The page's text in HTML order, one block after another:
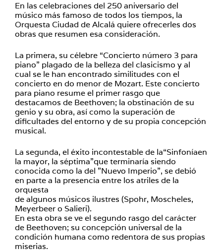
En las celebraciones del 250 aniversario del
músico más famoso de todos los tiempos, la
Orquesta Ciudad de Alcalá quiere ofrecerles dos
obras que resumen esa consideración.
La primera, su célebre “Concierto número 3 para
piano” plagado de la belleza del clasicismo y al
cual se le han encontrado similitudes con el
concierto en do menor de Mozart. Este concierto
para piano resume el primer rasgo que
destacamos de Beethoven; la obstinación de su
genio y su obra, así como la superación de
dificultades del entorno y de su propia concepción
musical.
La segunda, el éxito incontestable de la“Sinfoníaen
la mayor, la séptima”que terminaría siendo
conocida como la del ”Nuevo Imperio”, se debió
en parte a la presencia entre los atriles de la
orquesta
de algunos músicos ilustres (Spohr, Moscheles,
Meyerbeer o Salieri).
En esta obra se ve el segundo rasgo del carácter
de Beethoven; su concepción universal de la
condición humana como redentora de sus propias
miserias.